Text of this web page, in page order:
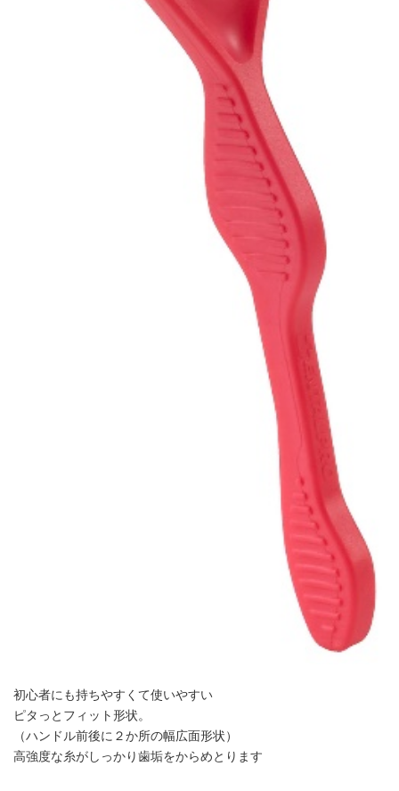
初心者にも持ちやすくて使いやすい
ピタっとフィット形状。
（ハンドル前後に２か所の幅広面形状）
高強度な糸がしっかり歯垢をからめとります